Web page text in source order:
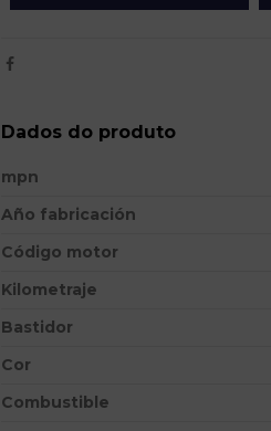
Dados do produto
mpn
Año fabricación
Código motor
Kilometraje
Bastidor
Cor
Combustible